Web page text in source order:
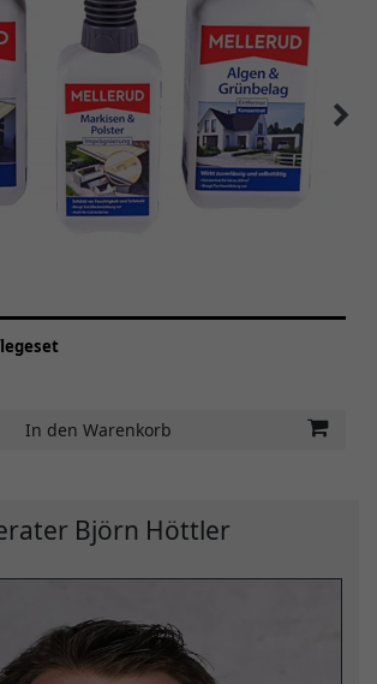
In den Warenkorb
Björn Höttler